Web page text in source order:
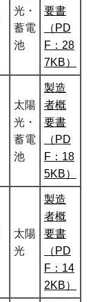
光・
蓄電
池
要書
（PD
F：28
7KB）
太陽
光・
蓄電
池
製造
者概
要書
（PD
F：18
5KB）
太陽
光
製造
者概
要書
（PD
F：14
2KB）